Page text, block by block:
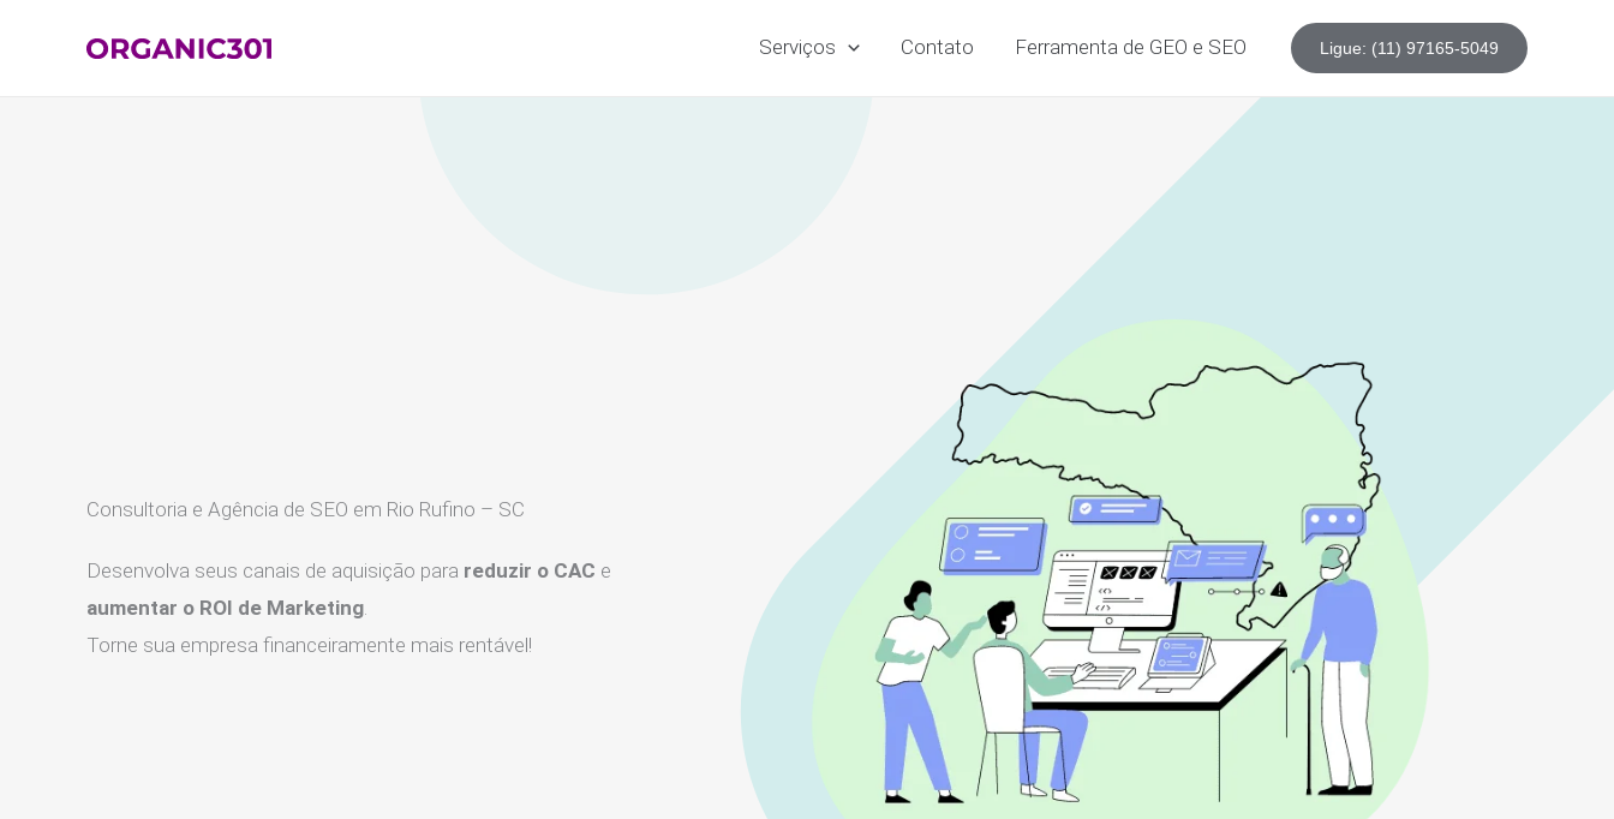
Serviços Contato Ferramenta de GEO e SEO Ligue: (11) 97165-5049
Consultoria e Agência de SEO em Rio Rufino – SC
Desenvolva seus canais de aquisição para reduzir o CAC e
aumentar o ROI de Marketing.
Torne sua empresa financeiramente mais rentável!